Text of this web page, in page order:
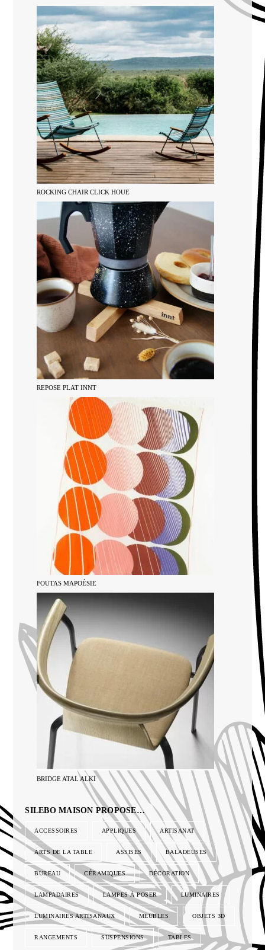
ROCKING CHAIR CLICK HOUE
REPOSE PLAT INNT
FOUTAS MAPOÉSIE
BRIDGE ATAL ALKI
SILEBO MAISON PROPOSE…
ACCESSOIRES APPLIQUES ARTISANAT
ARTS DE LA TABLE ASSISES BALADEUSES
BUREAU CÉRAMIQUES DÉCORATION
LAMPADAIRES LAMPES À POSER LUMINAIRES
LUMINAIRES ARTISANAUX MEUBLES OBJETS 3D
RANGEMENTS SUSPENSIONS TABLES